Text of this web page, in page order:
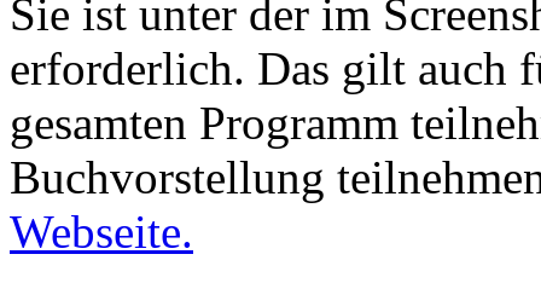
Sie ist unter der im
erforderlich. Das gilt auch
gesamten Programm
Buchvorstellung
Webseite.